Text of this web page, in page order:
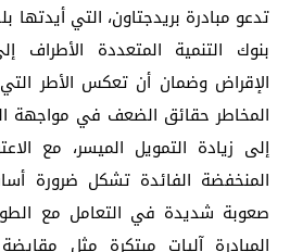
تدعو مبادرة بريدجتاون، التي أيدتها
بنوك التنمية المتعددة
الإقراض وضمان أن تعكس الأطر
المخاطر حقائق الضعف في مواجهة
إلى زيادة التمويل الميسر، مع
المنخفضة الفائدة تشكل ضرورة
صعوبة شديدة في التعامل مع
المبادرة آليات مبتكرة مثل